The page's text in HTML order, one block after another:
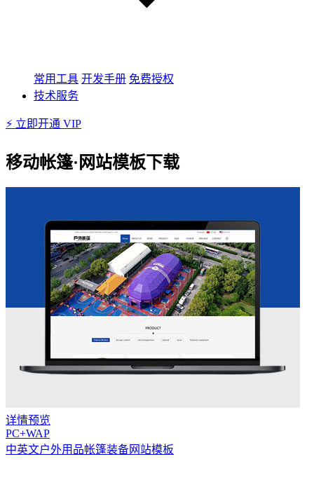
常用工具 开发手册 免费授权
技术服务
⚡ 立即开通 VIP
移动帐篷·网站模板下载
详情预览
PC+WAP
中英文户外用品帐篷装备网站模板